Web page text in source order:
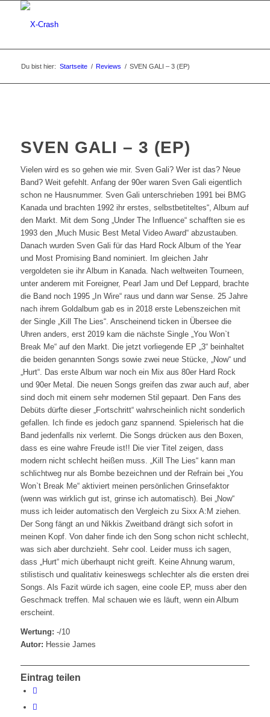
Du bist hier: Startseite / Reviews / SVEN GALI – 3 (EP)
SVEN GALI – 3 (EP)
Vielen wird es so gehen wie mir. Sven Gali? Wer ist das? Neue
Band? Weit gefehlt. Anfang der 90er waren Sven Gali eigentlich
schon ne Hausnummer. Sven Gali unterschrieben 1991 bei BMG
Kanada und brachten 1992 ihr erstes, selbstbetiteltes“, Album auf
den Markt. Mit dem Song „Under The Influence“ schafften sie es
1993 den „Much Music Best Metal Video Award“ abzustauben.
Danach wurden Sven Gali für das Hard Rock Album of the Year
und Most Promising Band nominiert. Im gleichen Jahr
vergoldeten sie ihr Album in Kanada. Nach weltweiten Tourneen,
unter anderem mit Foreigner, Pearl Jam und Def Leppard, brachte
die Band noch 1995 „In Wire“ raus und dann war Sense. 25 Jahre
nach ihrem Goldalbum gab es in 2018 erste Lebenszeichen mit
der Single „Kill The Lies“. Anscheinend ticken in Übersee die
Uhren anders, erst 2019 kam die nächste Single „You Won`t
Break Me“ auf den Markt. Die jetzt vorliegende EP „3“ beinhaltet
die beiden genannten Songs sowie zwei neue Stücke, „Now“ und
„Hurt“. Das erste Album war noch ein Mix aus 80er Hard Rock
und 90er Metal. Die neuen Songs greifen das zwar auch auf, aber
sind doch mit einem sehr modernen Stil gepaart. Den Fans des
Debüts dürfte dieser „Fortschritt“ wahrscheinlich nicht sonderlich
gefallen. Ich finde es jedoch ganz spannend. Spielerisch hat die
Band jedenfalls nix verlernt. Die Songs drücken aus den Boxen,
dass es eine wahre Freude ist!! Die vier Titel zeigen, dass
modern nicht schlecht heißen muss. „Kill The Lies“ kann man
schlichtweg nur als Bombe bezeichnen und der Refrain bei „You
Won`t Break Me“ aktiviert meinen persönlichen Grinsefaktor
(wenn was wirklich gut ist, grinse ich automatisch). Bei „Now“
muss ich leider automatisch den Vergleich zu Sixx A:M ziehen.
Der Song fängt an und Nikkis Zweitband drängt sich sofort in
meinen Kopf. Von daher finde ich den Song schon nicht schlecht,
was sich aber durchzieht. Sehr cool. Leider muss ich sagen,
dass „Hurt“ mich überhaupt nicht greift. Keine Ahnung warum,
stilistisch und qualitativ keineswegs schlechter als die ersten drei
Songs. Als Fazit würde ich sagen, eine coole EP, muss aber den
Geschmack treffen. Mal schauen wie es läuft, wenn ein Album
erscheint.
Wertung: -/10
Autor: Hessie James
Eintrag teilen